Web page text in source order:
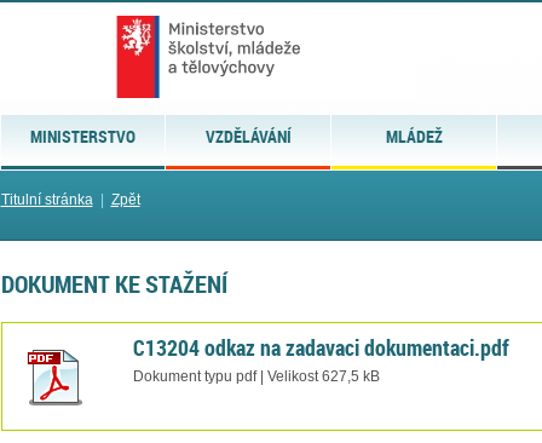
MINISTERSTVO VZDĚLÁVÁNÍ MLÁDEŽ
Titulní stránka| Zpět
DOKUMENT KE STAŽENÍ
C13204 odkaz na zadavaci dokumentaci.pdf
Dokument typu pdf | Velikost 627,5 kB